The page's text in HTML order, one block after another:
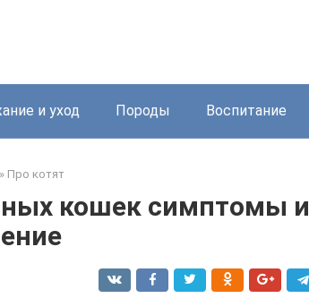
и уход Породы Воспитание
» Про котят
кошек симптомы и